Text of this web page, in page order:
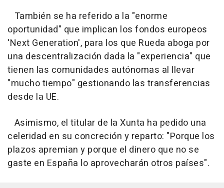
También se ha referido a la "enorme
oportunidad" que implican los fondos europeos
'Next Generation', para los que Rueda aboga por
una descentralización dada la "experiencia" que
tienen las comunidades autónomas al llevar
"mucho tiempo" gestionando las transferencias
desde la UE.
Asimismo, el titular de la Xunta ha pedido una
celeridad en su concreción y reparto: "Porque los
plazos apremian y porque el dinero que no se
gaste en España lo aprovecharán otros países".